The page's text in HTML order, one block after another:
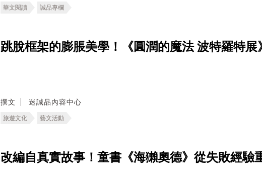
華文閱讀 誠品專欄
跳脫框架的膨脹美學！《圓潤的魔法 波特羅特
撰文 迷誠品內容中心
旅遊文化 藝文活動
改編自真實故事！童書《海獺奧德》從失敗經驗